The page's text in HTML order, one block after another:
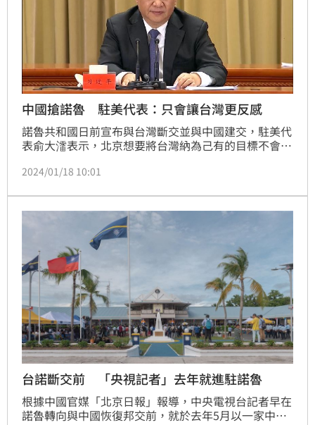
中國搶諾魯 駐美代表：只會讓台灣更反感
諾魯共和國日前宣布與台灣斷交並與中國建交，駐美代
表俞大㵢表示，北京想要將台灣納為己有的目標不會達
感受更加負面。
2024/01/18 10:01
台諾斷交前 「央視記者」去年就進駐諾魯
根據中國官媒「北京日報」報導，中央電視台記者早在
諾魯轉向與中國恢復邦交前，就於去年5月以一家中國